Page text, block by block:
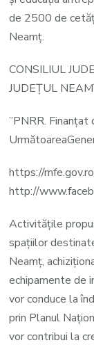
de 2500 de
Neamț.
CONSILIUL
JUDEȚUL
”PNRR. Finanțat
https://
http://
Activitățile
spațiilor
Neamț,
echipamente de
vor conduce la
prin Planul
vor contribui la